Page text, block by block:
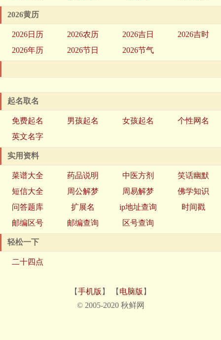
2026黄历
2026日历 2026农历 2026吉日
2026吉时
2026年历
2026节日 2026节气
起名取名
免费起名 男孩起名 女孩起名
个性网名
英文名字
实用资料
菜谱大全 药品说明 中医方剂
笑话幽默
短信大全
周公解梦 周易解梦
佛学知识
问答题库
扩展名 ip地址查询
时间戳
邮编区号
邮编查询 区号查询
轻松一下
二十四点
【手机版 】 【 电脑版 】
© 2005-2020 秋鲜网